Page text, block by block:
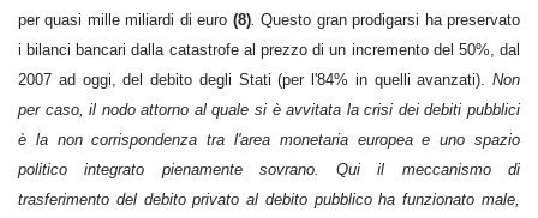
per quasi mille miliardi di euro (8).Questo gran prodigarsi ha preservato
i bilanci bancari dalla catastrofe al prezzo di un incremento del 50%, dal
2007 ad oggi, del debito degli Stati (per l'84% in quelli avanzati). Non
per caso, il nodo attorno al quale si è avvitata la crisi dei debiti pubblici
è la non corrispondenza tra l'area monetaria europea e uno spazio
politico integrato pienamente sovrano. Qui il meccanismo di
trasferimento del debito privato al debito pubblico ha funzionato male,